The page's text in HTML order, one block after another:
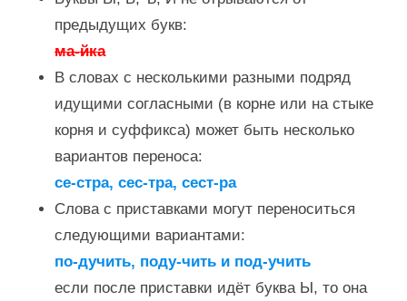
предыдущих букв:
ма-йка
В словах с несколькими разными подряд
идущими согласными (в корне или на стыке
корня и суффикса) может быть несколько
вариантов переноса:
се-стра, сес-тра, сест-ра
Слова с приставками могут переноситься
следующими вариантами:
по-дучить, поду-чить и под-учить
если после приставки идёт буква Ы, то она